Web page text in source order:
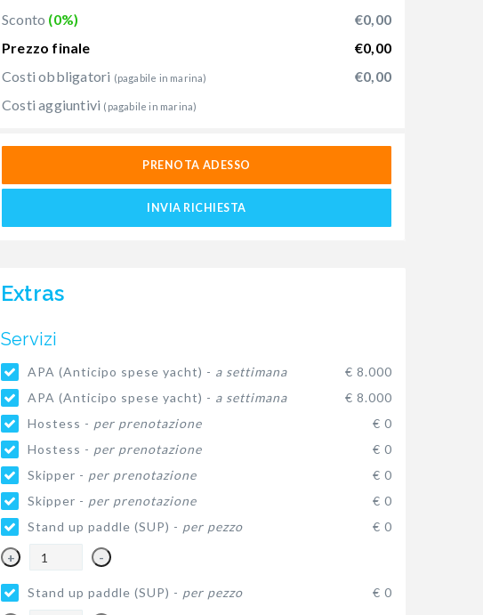
Sconto (0%)
€0,00
Prezzo finale
€0,00
Costi obbligatori (pagabile in marina)
€0,00
Costi aggiuntivi (pagabile in marina)
PRENOTA ADESSO
INVIA RICHIESTA
Extras
Servizi
APA (Anticipo spese yacht) - a settimana
€ 8.000
APA (Anticipo spese yacht) - a settimana
€ 8.000
Hostess - per prenotazione
€ 0
Hostess - per prenotazione
€ 0
Skipper - per prenotazione
€ 0
Skipper - per prenotazione
€ 0
Stand up paddle (SUP) - per pezzo € 0
+ -
Stand up paddle (SUP) - per pezzo € 0